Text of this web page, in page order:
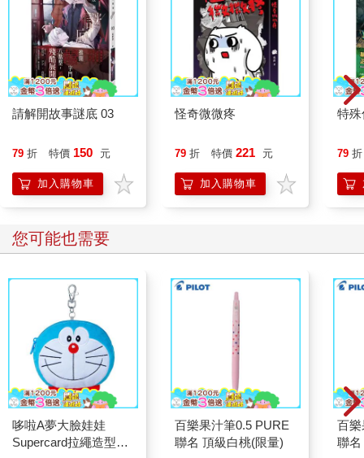
收到就開心的禮物
為小學生和爸媽精選，孩子拆開就有反應、當下
就能玩、不用說明書也懂得交換禮物。預算200-
400元。